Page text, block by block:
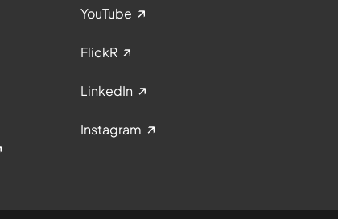
YouTube
FlickR
LinkedIn
Instagram